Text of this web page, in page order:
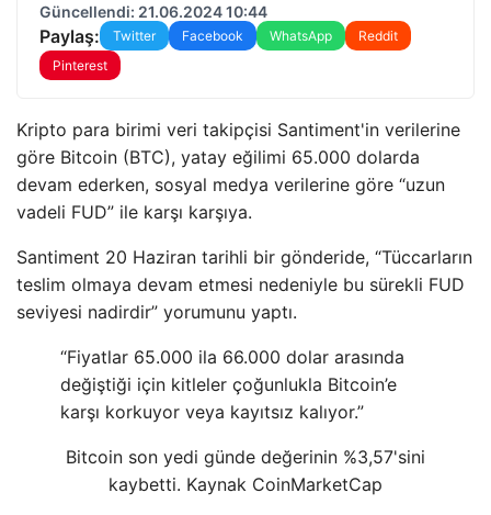
Güncellendi: 21.06.2024 10:44
Paylaş: Twitter Facebook WhatsApp
Reddit
Pinterest
Kripto para birimi veri takipçisi Santiment'in verilerine
göre Bitcoin (BTC), yatay eğilimi 65.000 dolarda
devam ederken, sosyal medya verilerine göre “uzun
vadeli FUD” ile karşı karşıya.
Santiment 20 Haziran tarihli bir gönderide, “Tüccarların
teslim olmaya devam etmesi nedeniyle bu sürekli FUD
seviyesi nadirdir” yorumunu yaptı.
“Fiyatlar 65.000 ila 66.000 dolar arasında
değiştiği için kitleler çoğunlukla Bitcoin’e
karşı korkuyor veya kayıtsız kalıyor.”
Bitcoin son yedi günde değerinin %3,57'sini
kaybetti. Kaynak CoinMarketCap